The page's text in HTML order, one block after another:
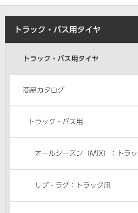
トラック・バス用タイヤ
トラック・バス用タイヤ
商品カタログ
トラック・バス用
オールシーズン（MIX）：トラ
リブ・ラグ：トラック用